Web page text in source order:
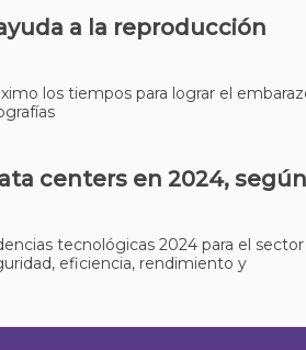
a la reproducción
los tiempos para lograr el
centers en 2024, según
tecnológicas 2024 para el
eficiencia, rendimiento y